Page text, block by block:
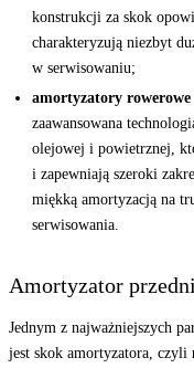
konstrukcji za skok
charakteryzują niezbyt
w serwisowaniu;
amortyzatory
zaawansowana
olejowej i powietrznej,
i zapewniają szeroki
miękką amortyzacją na
serwisowania.
Amortyzator
Jednym z najważniejszych
jest skok amortyzatora, czyli